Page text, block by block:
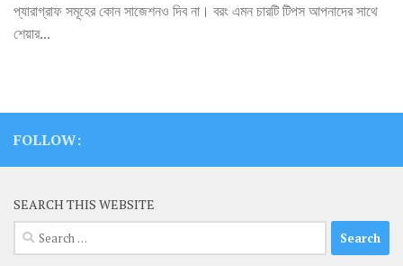
প্যারাগ্রাফ সমূহের কোন সাজেশনও দিব না। বরং এমন চারটি টিপস আপনাদের সাথে
শেয়ার...
FOLLOW:
SEARCH THIS WEBSITE
Search
for: